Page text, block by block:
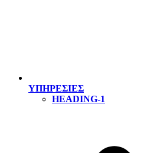
ΥΠΗΡΕΣΙΕΣ
HEADING-1